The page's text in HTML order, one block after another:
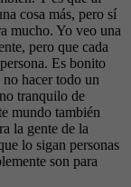
cosa más, pero sí
mucho. Yo veo una
pero que cada
Es bonito
hacer todo un
tranquilo de
mundo también
la gente de la
lo sigan personas
son para